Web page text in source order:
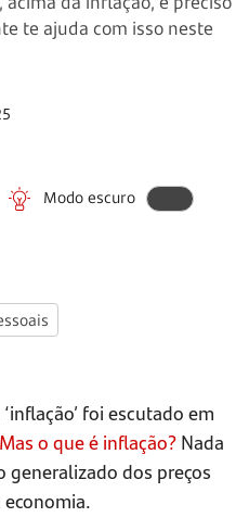
te ajuda com isso neste
Modo escuro
foi escutado em
Mas o que é inflação? Nada
generalizado dos preços
economia.